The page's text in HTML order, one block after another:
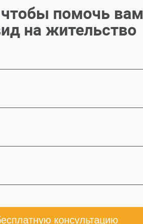
помочь вам
на жительство
консультацию